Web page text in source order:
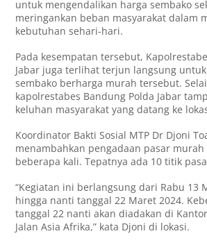
untuk mengendalikan harga sembako
meringankan beban masyarakat dalam
kebutuhan sehari-hari.
Pada kesempatan tersebut,
Jabar juga terlihat terjun langsung
sembako berharga murah tersebut.
kapolrestabes Bandung Polda Jabar
keluhan masyarakat yang datang ke
Koordinator Bakti Sosial MTP Dr Djoni
menambahkan pengadaan pasar
beberapa kali. Tepatnya ada 10 titik
“Kegiatan ini berlangsung dari Rabu 13
hingga nanti tanggal 22 Maret 2024.
tanggal 22 nanti akan diadakan di
Jalan Asia Afrika,” kata Djoni di lokasi.